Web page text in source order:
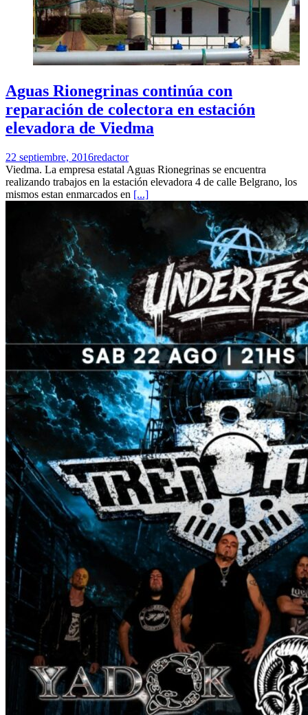
Aguas Rionegrinas continúa con
reparación de colectora en estación
elevadora de Viedma
22 septiembre, 2016redactor
Viedma. La empresa estatal Aguas Rionegrinas se encuentra
realizando trabajos en la estación elevadora 4 de calle Belgrano, los
mismos estan enmarcados en [...]